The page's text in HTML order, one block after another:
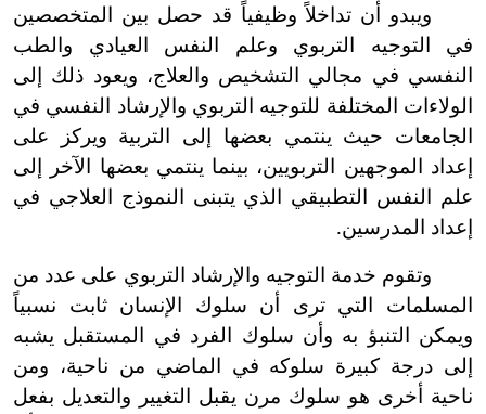
ويبدو أن تداخلاً وظيفياً قد حصل بين المتخصصين
في التوجيه التربوي وعلم النفس العيادي والطب
النفسي في مجالي التشخيص والعلاج، ويعود ذلك إلى
الولاءات المختلفة للتوجيه التربوي والإرشاد النفسي في
الجامعات حيث ينتمي بعضها إلى التربية ويركز على
إعداد الموجهين التربويين، بينما ينتمي بعضها الآخر إلى
علم النفس التطبيقي الذي يتبنى النموذج العلاجي في
إعداد المدرسين.
وتقوم خدمة التوجيه والإرشاد التربوي على عدد من
المسلمات التي ترى أن سلوك الإنسان ثابت نسبياً
ويمكن التنبؤ به وأن سلوك الفرد في المستقبل يشبه
إلى درجة كبيرة سلوكه في الماضي من ناحية، ومن
ناحية أخرى هو سلوك مرن يقبل التغيير والتعديل بفعل